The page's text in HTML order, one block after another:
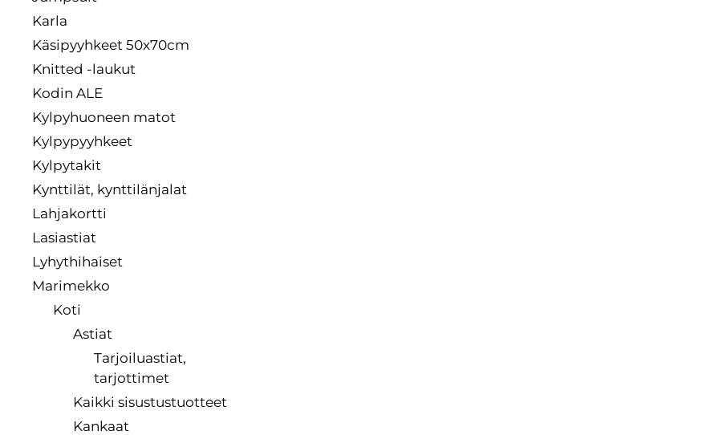
Karla
Käsipyyhkeet 50x70cm
Knitted -laukut
Kodin ALE
Kylpyhuoneen matot
Kylpypyyhkeet
Kylpytakit
Kynttilät, kynttilänjalat
Lahjakortti
Lasiastiat
Lyhythihaiset
Marimekko
Koti
Astiat
Tarjoiluastiat,
tarjottimet
Kaikki sisustustuotteet
Kankaat